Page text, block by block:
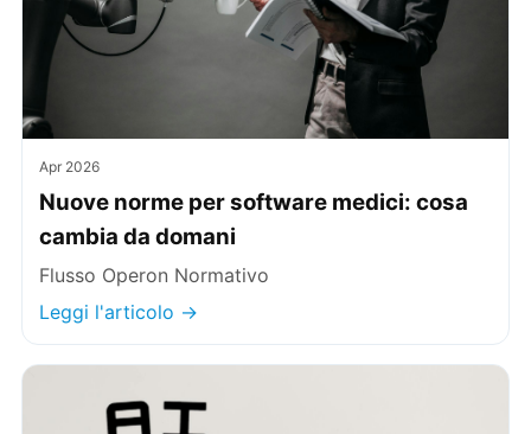
Apr 2026
Nuove norme per software medici: cosa
cambia da domani
Flusso Operon Normativo
Leggi l'articolo →